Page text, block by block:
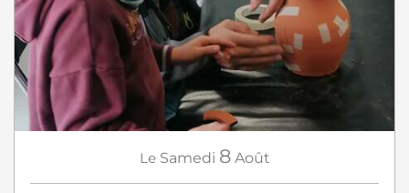
Le Samedi 8 Août